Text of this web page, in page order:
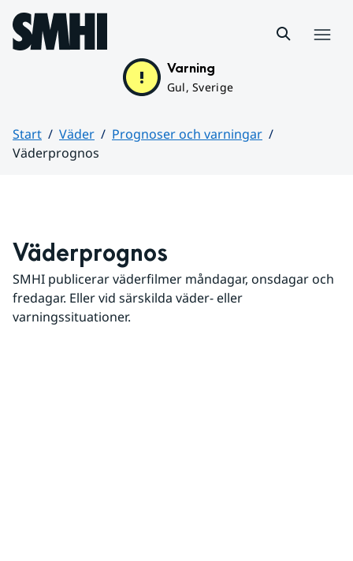
Hoppa till sidans innehåll
Varning
Gul, Sverige
Start Väder
Prognoser och varningar
Väderprognos
Väderprognos
SMHI publicerar väderfilmer måndagar, onsdagar och
fredagar. Eller vid särskilda väder- eller
varningssituationer.